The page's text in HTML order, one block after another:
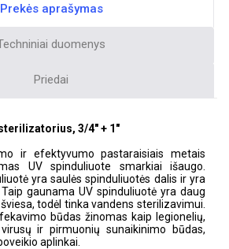
Prekės aprašymas
duomenys
Priedai
3/4" + 1"
ir efektyvumo pastaraisiais metais
UV spinduliuote smarkiai išaugo.
yra saulės spinduliuotės dalis ir yra
gaunama UV spinduliuotė yra daug
todėl tinka vandens sterilizavimui.
būdas žinomas kaip legionelių,
ir pirmuonių sunaikinimo būdas,
aplinkai.